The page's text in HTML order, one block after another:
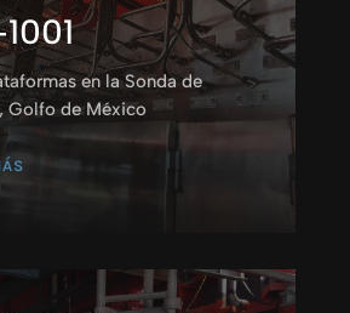
en la Sonda de
Golfo de México